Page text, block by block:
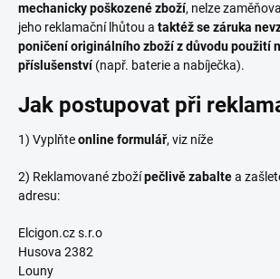
mechanicky poškozené zboží, nelze
jeho reklamační lhůtou a taktéž se záruka
poničení originálního zboží z důvodu použití
příslušenství(např. baterie a nabíječka).
Jak postupovat při
1) Vyplňteonline formulář, viz níže
2) Reklamované zbožípečlivě zabaltea
adresu:
Elcigon.cz s.r.o
Husova 2382
Louny